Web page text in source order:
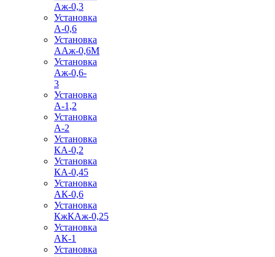
Аж-0,3
Установка
А-0,6
Установка
ААж-0,6М
Установка
Аж-0,6-
3
Установка
А-1,2
Установка
А-2
Установка
КА-0,2
Установка
КА-0,45
Установка
АК-0,6
Установка
КжКАж-0,25
Установка
АК-1
Установка